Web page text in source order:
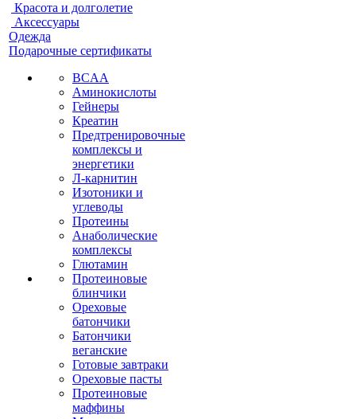
Красота и долголетие
Аксессуары
Одежда
Подарочные сертификаты
BCAA
Аминокислоты
Гейнеры
Креатин
Предтренировочные
комплексы и
энергетики
Л-карнитин
Изотоники и
углеводы
Протеины
Анаболические
комплексы
Глютамин
Протеиновые
блинчики
Ореховые
батончики
Батончики
веганские
Готовые завтраки
Ореховые пасты
Протеиновые
маффины